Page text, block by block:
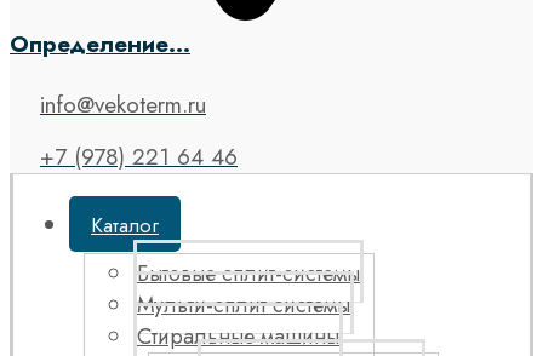
Определение...
info@vekoterm.ru
+7 (978) 221 64 46
Каталог
Бытовые сплит-системы
Мульти-сплит системы
Стиральные машины